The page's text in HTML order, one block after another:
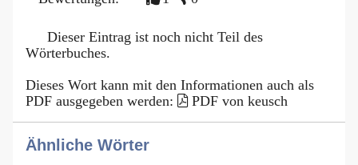
Dieser Eintrag ist noch nicht Teil des
Wörterbuches.
Dieses Wort kann mit den Informationen auch als
PDF ausgegeben werden:
PDF von keusch
Ähnliche Wörter